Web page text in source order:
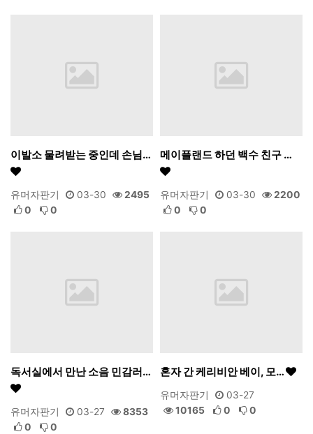
이발소 물려받는 중인데 손님…
유머자판기 03-30
2495
0
0
메이플랜드 하던 백수 친구 …
유머자판기 03-30
2200
0
0
독서실에서 만난 소음 민감러…
유머자판기 03-27
8353
0
0
혼자 간 케리비안 베이, 모…
유머자판기
03-27
10165
0 0